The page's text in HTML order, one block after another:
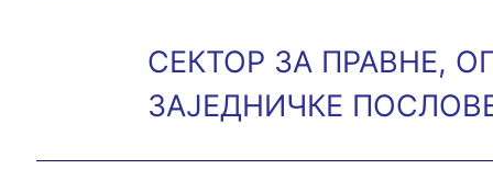
СЕКТОР ЗА ПРАВНЕ,
ЗАЈЕДНИЧКЕ